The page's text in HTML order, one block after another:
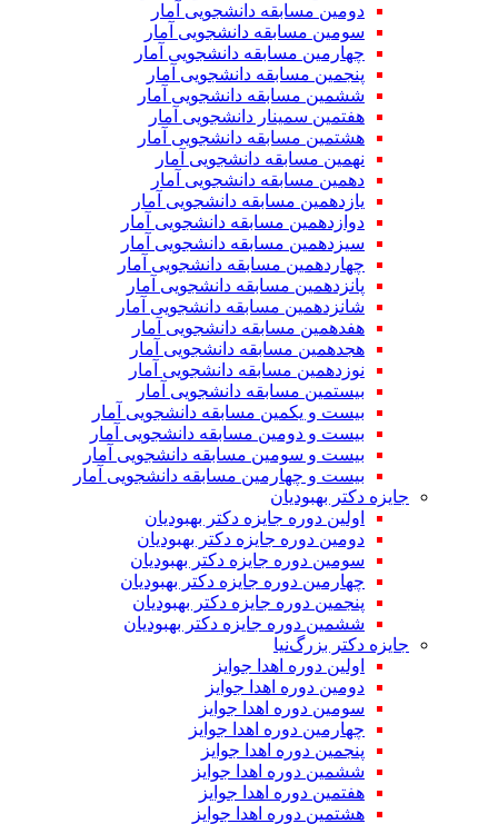
دومین مسابقه دانشجویی آمار
سومین مسابقه دانشجویی آمار
چهارمین مسابقه دانشجویی آمار
پنجمین مسابقه دانشجویی آمار
ششمین مسابقه دانشجویی آمار
هفتمین سمینار دانشجویی آمار
هشتمین مسابقه دانشجویی آمار
نهمین مسابقه دانشجویی آمار
دهمین مسابقه دانشجویی آمار
یازدهمین مسابقه دانشجویی آمار
دوازدهمین مسابقه دانشجویی آمار
سیزدهمین مسابقه دانشجویی آمار
چهاردهمین مسابقه دانشجویی آمار
پانزدهمین مسابقه دانشجویی آمار
شانزدهمین مسابقه دانشجویی آمار
هفدهمین مسابقه دانشجویی آمار
هجدهمین مسابقه دانشجویی آمار
نوزدهمین مسابقه دانشجویی آمار
بیستمین مسابقه دانشجویی آمار
بیست و یکمین مسابقه دانشجویی آمار
بیست و دومین مسابقه دانشجویی آمار
بیست و سومین مسابقه دانشجویی آمار
بیست و چهارمین مسابقه دانشجویی آمار
جایزه دکتر بهبودیان
اولین دوره جایزه دکتر بهبودیان
دومین دوره جایزه دکتر بهبودیان
سومین دوره جایزه دکتر بهبودیان
چهارمین دوره جایزه دکتر بهبودیان
پنجمین دوره جایزه دکتر بهبودیان
ششمین دوره جایزه دکتر بهبودیان
جایزه دکتر بزرگ‌نیا
اولین دوره اهدا جوایز
دومین دوره اهدا جوایز
سومین دوره اهدا جوایز
چهارمین دوره اهدا جوایز
پنجمین دوره اهدا جوایز
ششمین دوره اهدا جوایز
هفتمین دوره اهدا جوایز
هشتمین دوره اهدا جوایز